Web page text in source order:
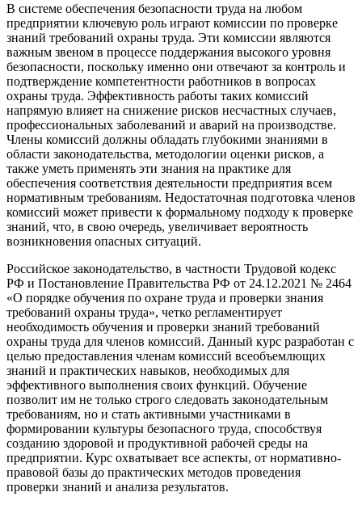
В системе обеспечения безопасности труда на любом
предприятии ключевую роль играют комиссии по проверке
знаний требований охраны труда. Эти комиссии являются
важным звеном в процессе поддержания высокого уровня
безопасности, поскольку именно они отвечают за контроль и
подтверждение компетентности работников в вопросах
охраны труда. Эффективность работы таких комиссий
напрямую влияет на снижение рисков несчастных случаев,
профессиональных заболеваний и аварий на производстве.
Члены комиссий должны обладать глубокими знаниями в
области законодательства, методологии оценки рисков, а
также уметь применять эти знания на практике для
обеспечения соответствия деятельности предприятия всем
нормативным требованиям. Недостаточная подготовка членов
комиссий может привести к формальному подходу к проверке
знаний, что, в свою очередь, увеличивает вероятность
возникновения опасных ситуаций.
Российское законодательство, в частности Трудовой кодекс
РФ и Постановление Правительства РФ от 24.12.2021 № 2464
«О порядке обучения по охране труда и проверки знания
требований охраны труда», четко регламентирует
необходимость обучения и проверки знаний требований
охраны труда для членов комиссий. Данный курс разработан с
целью предоставления членам комиссий всеобъемлющих
знаний и практических навыков, необходимых для
эффективного выполнения своих функций. Обучение
позволит им не только строго следовать законодательным
требованиям, но и стать активными участниками в
формировании культуры безопасного труда, способствуя
созданию здоровой и продуктивной рабочей среды на
предприятии. Курс охватывает все аспекты, от нормативно-
правовой базы до практических методов проведения
проверки знаний и анализа результатов.